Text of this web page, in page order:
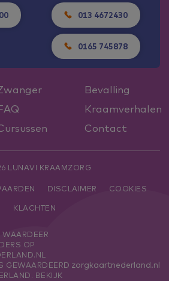
013 4672430
0165 745878
Bevalling
Kraamverhalen
Contact
LUNAVI KRAAMZORG
DISCLAIMER
COOKIES
KLACHTEN
GEWAARDEERD
BEKIJK
zorgkaartnederland.nl